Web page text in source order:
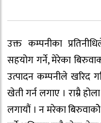
उक्त कम्पनीका
सहयोग गर्ने, मेरेका
उत्पादन कम्पनीले खरिद
खेती गर्न लगाए । राम्रै
लगायौं । न मरेका